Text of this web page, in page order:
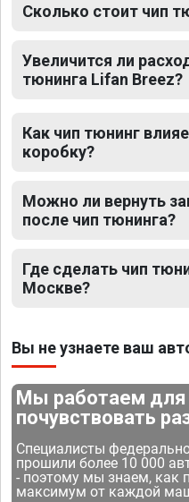
Сколько стоит чип
Увеличится ли
тюнинга Lifan Breez?
Как чип тюнинг
коробку?
Можно ли вернуть
после чип тюнинга?
Где сделать чип
Москве?
Вы не узнаете ваш
Мы работаем для
почувствовать
Специалисты
прошили более 10 000
- поэтому мы знаем, как
максимум от каждой